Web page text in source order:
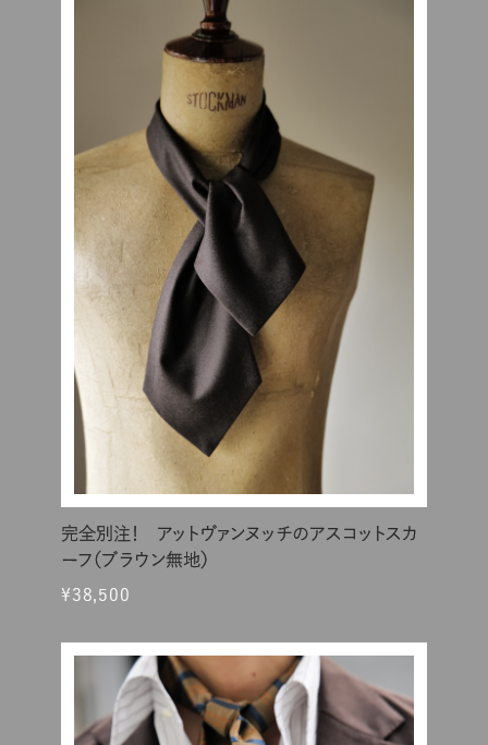
完全別注！ アットヴァンヌッチのアスコットスカ
ーフ（ブラウン無地）
¥38,500